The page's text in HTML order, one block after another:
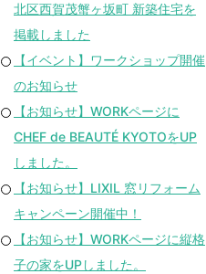
北区西賀茂蟹ヶ坂町 新築住宅を
掲載しました
【イベント】ワークショップ開催
のお知らせ
【お知らせ】WORKページに
CHEF de BEAUTÉ KYOTOをUP
しました。
【お知らせ】LIXIL 窓リフォーム
キャンペーン開催中！
【お知らせ】WORKページに縦格
子の家をUPしました。